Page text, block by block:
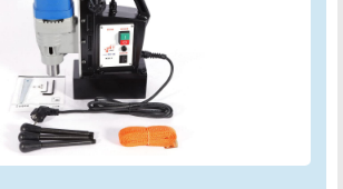
kraftvolle Motor mit 1.680 Watt
bietet Ihnen genügend Leistung, um
Materialien präzise und schnell zu
jetzt zu und erleben Sie die ultimative
neuesten Generation!